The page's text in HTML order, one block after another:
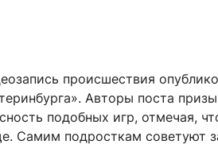
происшествия
Авторы поста
подобных игр, отмечая,
Самим подросткам советуют